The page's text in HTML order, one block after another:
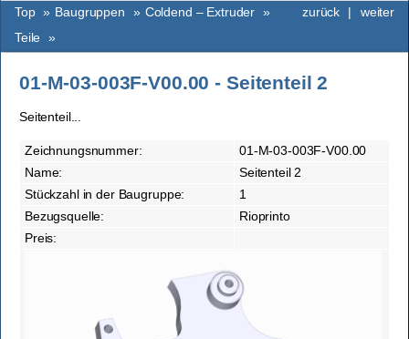
weiter
zurück |
Top » Baugruppen » Coldend – Extruder »
Teile »
01-M-03-003F-V00.00 - Seitenteil 2
Seitenteil...
Zeichnungsnummer:
01-M-03-003F-V00.00
Name:
Seitenteil 2
Stückzahl in der Baugruppe:
1
Bezugsquelle:
Rioprinto
Preis: